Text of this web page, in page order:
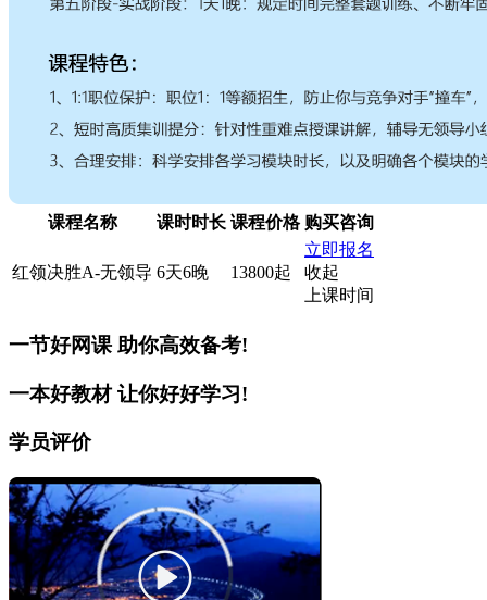
课程名称 课时时长 课程价格 购买咨询
红领决胜A-无领导 6天6晚 13800起
立即报名
收起
上课时间
一节好网课 助你高效备考!
一本好教材让你好好学习!
学员评价